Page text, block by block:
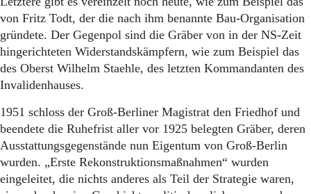
von Fritz Todt, der die nach ihm benannte Bau-Organisation
gründete. Der Gegenpol sind die Gräber von in der NS-Zeit
hingerichteten Widerstandskämpfern, wie zum Beispiel das
des Oberst Wilhelm Staehle, des letzten Kommandanten des
Invalidenhauses.
1951 schloss der Groß-Berliner Magistrat den Friedhof und
beendete die Ruhefrist aller vor 1925 belegten Gräber, deren
Ausstattungsgegenstände nun Eigentum von Groß-Berlin
wurden. „Erste Rekonstruktionsmaßnahmen“ wurden
eingeleitet, die nichts anderes als Teil der Strategie waren,